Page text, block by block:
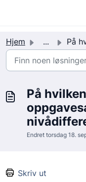
p
s
n
k
t
Hjem ... På hvilken
På
Endret torsdag 18.
Skriv ut